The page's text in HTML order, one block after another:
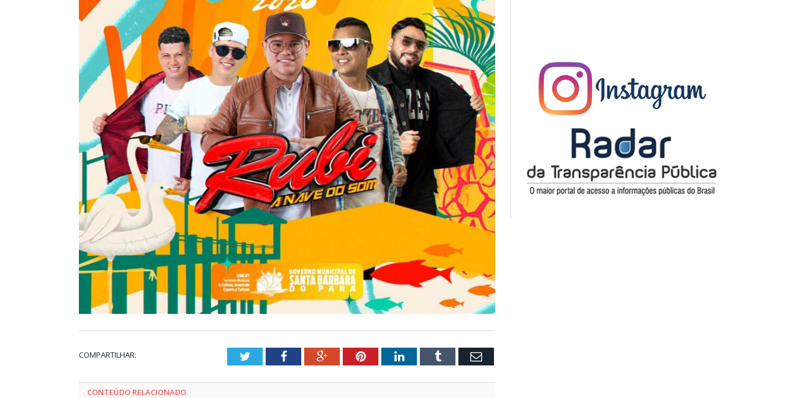
COMPARTILHAR: TwitterFacebookGoogle+PinterestLinkedInTumblr Email
CONTEÚDO RELACIONADO